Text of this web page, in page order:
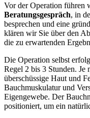
Vor der Operation führen
Beratungsgespräch, in
besprechen und eine
klären wir Sie über den
die zu erwartenden
Die Operation selbst
Regel 2 bis 3 Stunden.
überschüssige Haut und
Bauchmuskulatur und
Eigengewebe. Der
positioniert, um ein